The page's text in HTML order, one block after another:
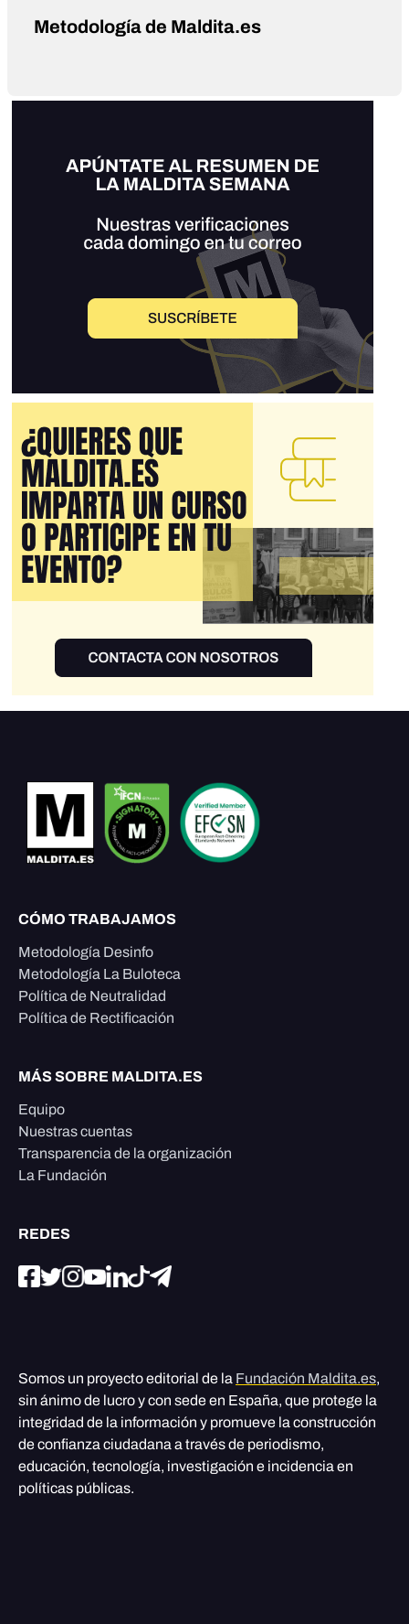
Metodología de Maldita.es
CÓMO TRABAJAMOS
Metodología Desinfo
Metodología La Buloteca
Política de Neutralidad
Política de Rectificación
MÁS SOBRE MALDITA.ES
Equipo
Nuestras cuentas
Transparencia de la organización
La Fundación
REDES
Somos un proyecto editorial de la Fundación Maldita.es,
sin ánimo de lucro y con sede en España, que protege la
integridad de la información y promueve la construcción
de confianza ciudadana a través de periodismo,
educación, tecnología, investigación e incidencia en
políticas públicas.